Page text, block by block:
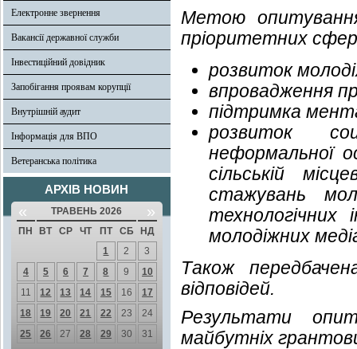
Електронне звернення
Вакансії державної служби
Інвестиційний довідник
Запобігання проявам корупції
Внутрішній аудит
Інформація для ВПО
Ветеранська політика
АРХІВ НОВИН
« ТРАВЕНЬ 2026 »
ПН ВТ СР ЧТ ПТ СБ
НД
1
2
3
4
5 6 7 8 9
10
11
12 13 14 15 16
17
18
19 20 21 22 23
24
25
26 27 28 29 30 31
Метою
пріоритетних
розвиток
впровадження
підтримка
розвиток
неформальної
сільській
стажувань
молодіжних
Також
відповідей.
Результати
майбутніх